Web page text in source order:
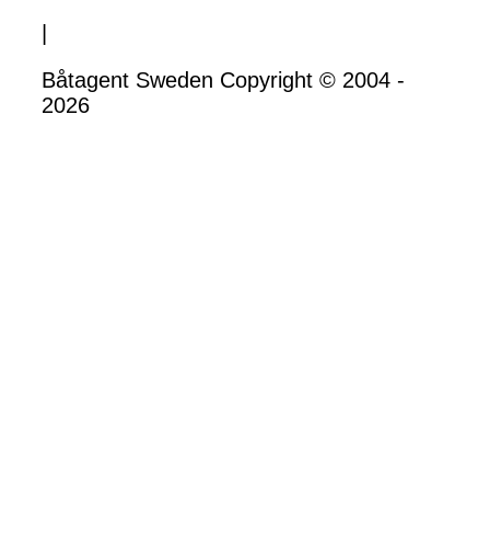
Båtagent Sweden Copyright © 2004 -
2026